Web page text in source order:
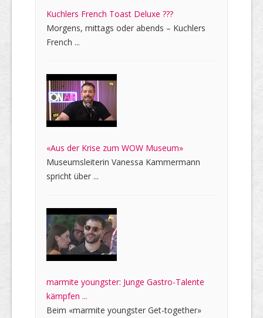
Kuchlers French Toast Deluxe ???
Morgens, mittags oder abends – Kuchlers
French ...
«Aus der Krise zum WOW Museum»
Museumsleiterin Vanessa Kammermann
spricht über ...
marmite youngster: Junge Gastro-Talente
kämpfen ...
Beim «marmite youngster Get-together»